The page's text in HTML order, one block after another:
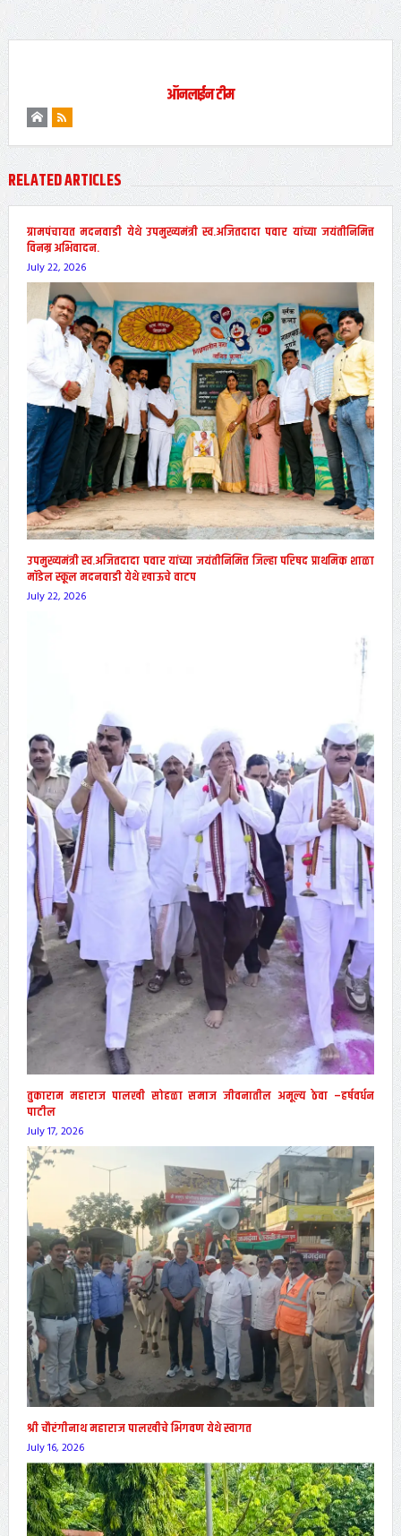
ऑनलाईन टीम
RELATED ARTICLES
ग्रामपंचायत मदनवाडी येथे उपमुख्यमंत्री स्व.अजितदादा पवार यांच्या जयंतीनिमित्त
विनम्र अभिवादन.
July 22, 2026
उपमुख्यमंत्री स्व.अजितदादा पवार यांच्या जयंतीनिमित्त जिल्हा परिषद प्राथमिक शाळा
मॉडेल स्कूल मदनवाडी येथे खाऊचे वाटप
July 22, 2026
तुकाराम महाराज पालखी सोहळा समाज जीवनातील अमूल्य ठेवा –हर्षवर्धन
पाटील
July 17, 2026
श्री चौरंगीनाथ महाराज पालखीचे भिगवण येथे स्वागत
July 16, 2026